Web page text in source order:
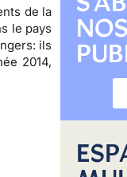
de la
le pays
ils
2014,
NOS